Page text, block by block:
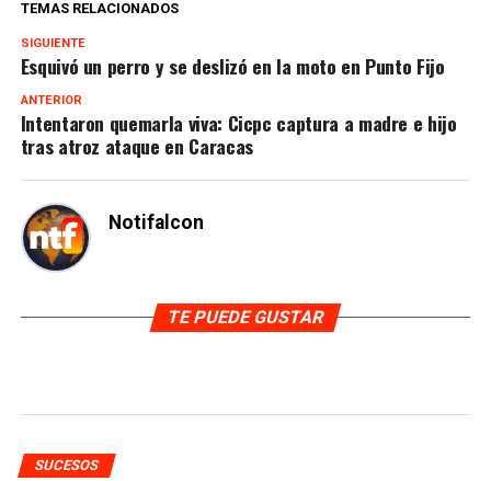
TEMAS RELACIONADOS
SIGUIENTE
Esquivó un perro y se deslizó en la moto en Punto Fijo
ANTERIOR
Intentaron quemarla viva: Cicpc captura a madre e hijo
tras atroz ataque en Caracas
Notifalcon
TE PUEDE GUSTAR
SUCESOS